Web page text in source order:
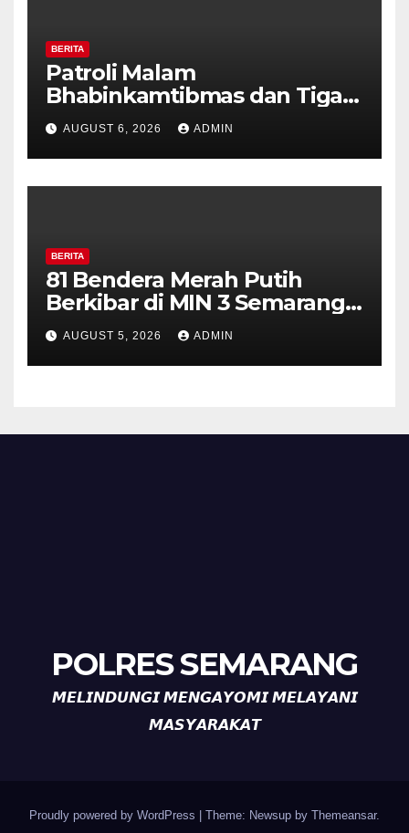
BERITA
Patroli Malam
Bhabinkamtibmas dan Tiga
Pilar Kelurahan Ungaran
Perkuat Kamtibmas, Warga
Diajak Aktifkan Ronda
AUGUST 6, 2026 ADMIN
BERITA
81 Bendera Merah Putih
Berkibar di MIN 3 Semarang,
Bhabinkamtibmas Desa
Timpik Hadiri Peringatan
HUT ke-81 Kemerdekaan RI
AUGUST 5, 2026 ADMIN
POLRES SEMARANG
𝙈𝙀𝙇𝙄𝙉𝘿𝙐𝙉𝙂𝙄 𝙈𝙀𝙉𝙂𝘼𝙔𝙊𝙈𝙄 𝙈𝙀𝙇𝘼𝙔𝘼𝙉𝙄
𝙈𝘼𝙎𝙔𝘼𝙍𝘼𝙆𝘼𝙏
Proudly powered by WordPress Theme: Newsup by Themeansar.